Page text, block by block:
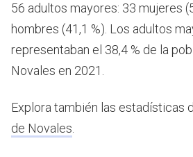
56 adultos mayores: 33 mujeres
hombres (41,1 %). Los adultos
representaban el 38,4 % de la
Novales en 2021.
Explora también las estadísticas
de Novales